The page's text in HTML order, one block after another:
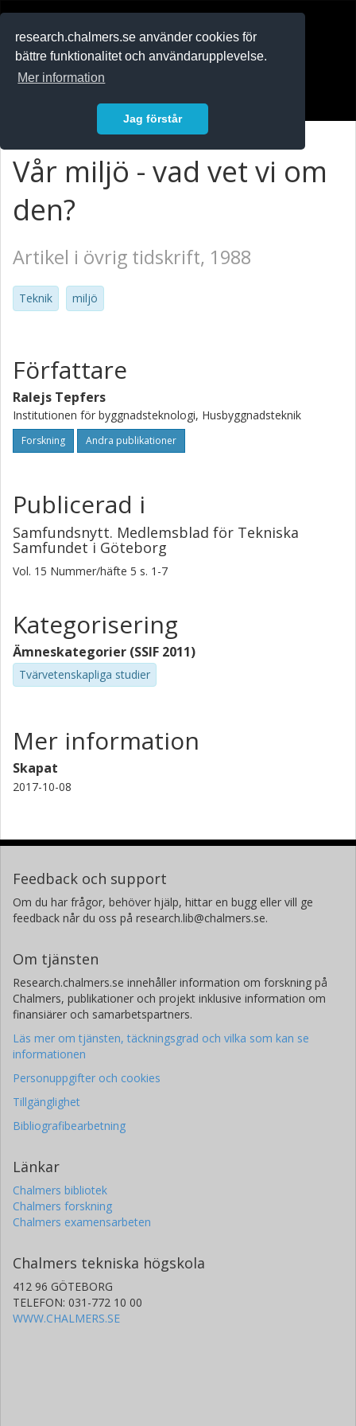
research.chalmers.se använder cookies för
bättre funktionalitet och användarupplevelse.
Mer information
Jag förstår
Vår miljö - vad vet vi om
den?
Artikel i övrig tidskrift, 1988
Teknik miljö
Författare
Ralejs Tepfers
Institutionen för byggnadsteknologi, Husbyggnadsteknik
Forskning Andra publikationer
Publicerad i
Samfundsnytt. Medlemsblad för Tekniska
Samfundet i Göteborg
Vol. 15 Nummer/häfte 5 s. 1-7
Kategorisering
Ämneskategorier (SSIF 2011)
Tvärvetenskapliga studier
Mer information
Skapat
2017-10-08
Feedback och support
Om du har frågor, behöver hjälp, hittar en bugg eller vill ge
feedback når du oss på research.lib@chalmers.se.
Om tjänsten
Research.chalmers.se innehåller information om forskning på
Chalmers, publikationer och projekt inklusive information om
finansiärer och samarbetspartners.
Läs mer om tjänsten, täckningsgrad och vilka som kan se
informationen
Personuppgifter och cookies
Tillgänglighet
Bibliografibearbetning
Länkar
Chalmers bibliotek
Chalmers forskning
Chalmers examensarbeten
Chalmers tekniska högskola
412 96 GÖTEBORG
TELEFON: 031-772 10 00
WWW.CHALMERS.SE